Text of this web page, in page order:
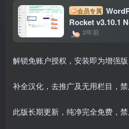
会员专属
Rocket v3.10.1
3年前
解锁免账户授权，安装即为增强
补全汉化，去推广及无用栏目，
此版长期更新，纯净完全免费，